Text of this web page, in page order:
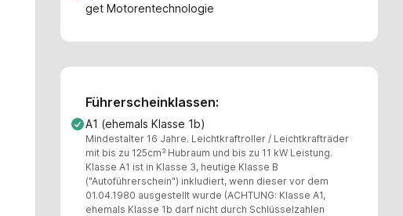
get Motorentechnologie
Führerscheinklassen:
A1 (ehemals Klasse 1b)
Mindestalter 16 Jahre. Leichtkraftroller / Leichtkrafträder
mit bis zu 125cm³ Hubraum und bis zu 11 kW Leistung.
Klasse A1 ist in Klasse 3, heutige Klasse B
("Autoführerschein") inkludiert, wenn dieser vor dem
01.04.1980 ausgestellt wurde (ACHTUNG: Klasse A1,
ehemals Klasse 1b darf nicht durch Schlüsselzahlen